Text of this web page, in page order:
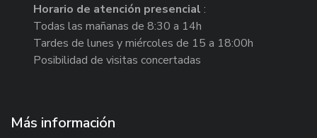
Horario de atención presencial :
Todas las mañanas de 8:30 a 14h
Tardes de lunes y miércoles de 15 a 18:00h
Posibilidad de visitas concertadas
Más información